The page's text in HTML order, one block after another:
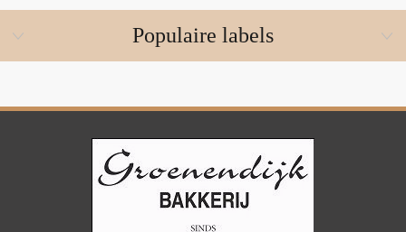
Populaire labels